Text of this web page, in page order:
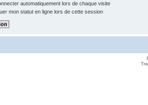
automatiquement lors de chaque visite
mon statut en ligne lors de cette session